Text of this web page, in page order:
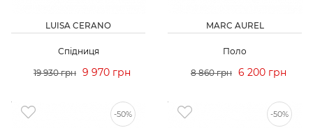
LUISA CERANO
Спідниця
19 930 грн 9 970 грн
MARC AUREL
Поло
8 860 грн 6 200 грн
-50% -50%